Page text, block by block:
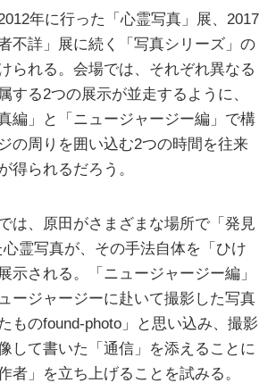
年に行った「心霊写真」展、2017
不詳」展に続く「写真シリーズ」の
られる。会場では、それぞれ異なる
する2つの展示が並走するように、
編」と「ニュージャージー編」で構
の周りを囲い込む2つの時間を往来
得られるだろう。
は、原田がさまざまな場所で「発見
心霊写真が、その手法自体を「ひけ
示される。「ニュージャージー編」
ージャージーに赴いて撮影した写真
ものfound-photo」と思い込み、撮影
して書いた「通信」を添えることに
者」を立ち上げることを試みる。